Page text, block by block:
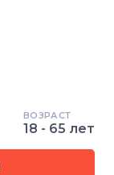
ВОЗРАСТ
18 - 65 лет